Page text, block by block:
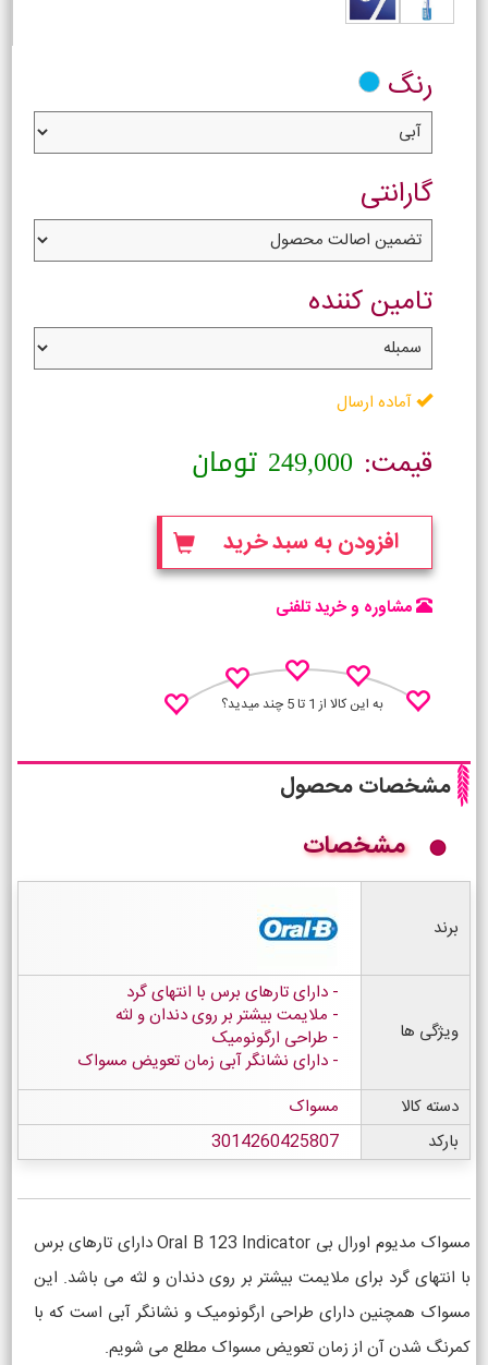
رنگ
گارانتی
تامین کننده
آماده ارسال
قیمت: 249,000 تومان
افزودن به سبد خرید
مشاوره و خرید تلفنی
به این کالا از 1 تا 5 چند میدید؟
مشخصات محصول
مشخصات
برند
ویژگی ها
دارای تارهای برس با انتهای گرد
ملایمت بیشتر بر روی دندان و لثه
طراحی ارگونومیک
دارای نشانگر آبی زمان تعویض مسواک
دسته کالا
مسواک
بارکد
3014260425807
مسواک مدیوم اورال بی Oral B 123 Indicator دارای تارهای برس
با انتهای گرد برای ملایمت بیشتر بر روی دندان و لثه می باشد. این
مسواک همچنین دارای طراحی ارگونومیک و نشانگر آبی است که با
کمرنگ شدن آن از زمان تعویض مسواک مطلع می شویم.